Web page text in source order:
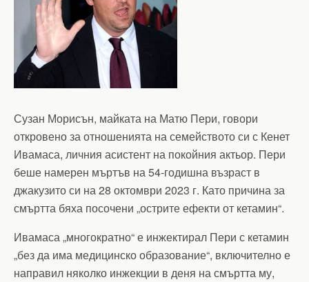
Сузан Морисън, майката на Матю Пери, говори
откровено за отношенията на семейството си с Кенет
Ивамаса, личния асистент на покойния актьор. Пери
беше намерен мъртъв на 54-годишна възраст в
джакузито си на 28 октомври 2023 г. Като причина за
смъртта бяха посочени „острите ефекти от кетамин“.
Ивамаса „многократно“ е инжектирал Пери с кетамин
„без да има медицинско образование“, включително е
направил няколко инжекции в деня на смъртта му,